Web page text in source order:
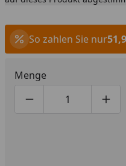
So zahlen Sie nur
Menge
Produktmenge um